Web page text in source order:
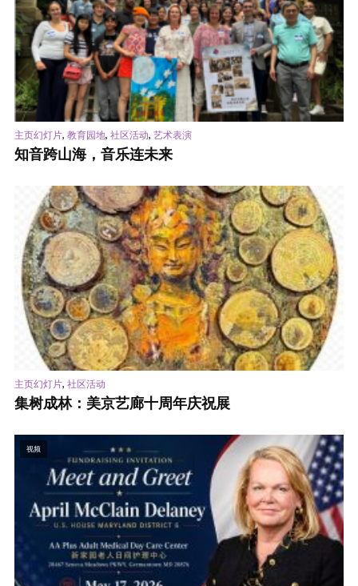
主页幻灯片, 教育园地, 社区活动, 艺术表演
知音跨山海，音乐连未来
主页幻灯片, 社区活动
集树成林：美京艺廊十周年庆祝展
视频